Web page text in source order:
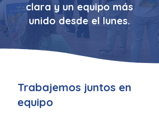
clara y un equipo más
unido desde el lunes.
Trabajemos juntos en
equipo